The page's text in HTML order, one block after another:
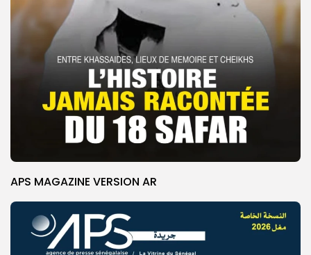
APS MAGAZINE VERSION AR